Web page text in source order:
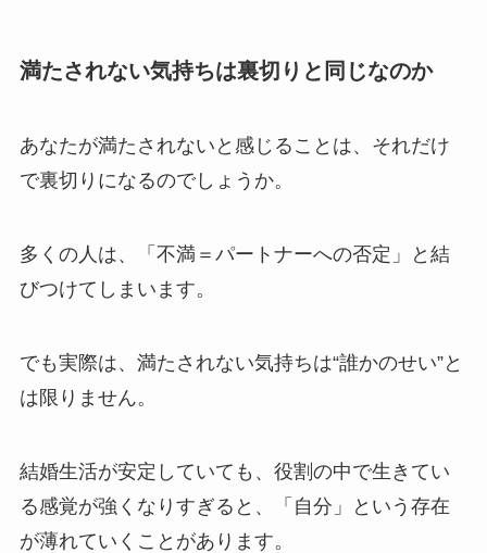
満たされない気持ちは裏切りと同じなのか
あなたが満たされないと感じることは、それだけ
で裏切りになるのでしょうか。
多くの人は、「不満＝パートナーへの否定」と結
びつけてしまいます。
でも実際は、満たされない気持ちは“誰かのせい”と
は限りません。
結婚生活が安定していても、役割の中で生きてい
る感覚が強くなりすぎると、「自分」という存在
が薄れていくことがあります。